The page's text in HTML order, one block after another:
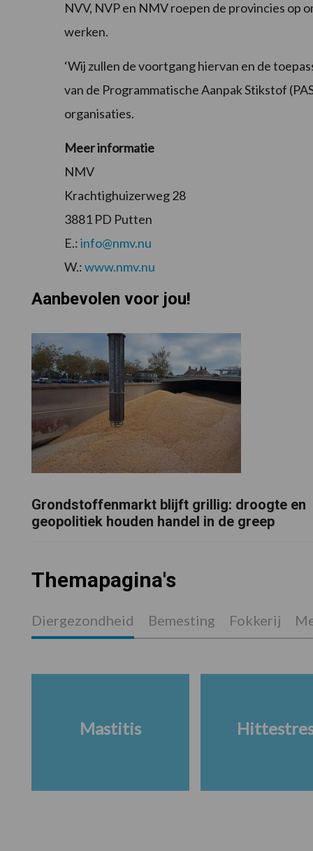
NVV, NVP en NMV roepen de provincies op
werken.
‘Wij zullen de voortgang hiervan en de
van de Programmatische Aanpak Stikstof
organisaties.
Meer informatie
NMV
Krachtighuizerweg 28
3881 PD Putten
E.:info@nmv.nu
W.:www.nmv.nu
Aanbevolen voor jou!
Grondstoffenmarkt blijft grillig: droogte en
geopolitiek houden handel in de greep
Themapagina's
Diergezondheid Bemesting Fokkerij
Mastitis